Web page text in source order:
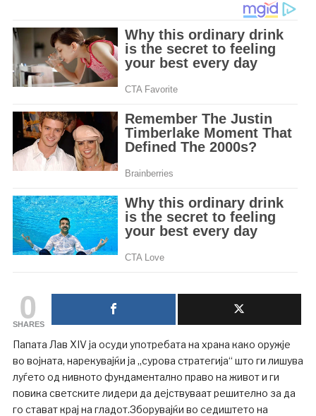
0
SHARES
Папата Лав XIV ја осуди употребата на храна како оружје
во војната, нарекувајќи ја „сурова стратегија“ што ги лишува
луѓето од нивното фундаментално право на живот и ги
повика светските лидери да дејствуваат решително за да
го стават крај на гладот.Зборувајќи во седиштето на